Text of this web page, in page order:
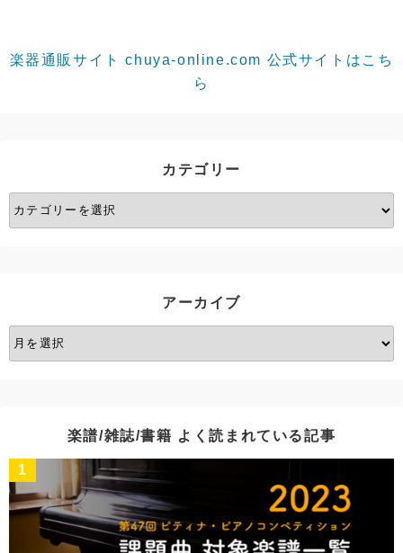
楽器通販サイト chuya-online.com 公式サイトはこち
ら
カテゴリー
カ
テ
アーカイブ
ア
ー
楽譜/雑誌/書籍 よく読まれている記事
1